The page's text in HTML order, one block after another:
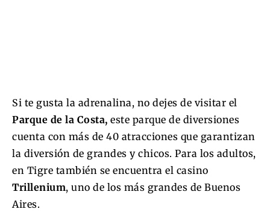
Si te gusta la adrenalina, no dejes de visitar el
Parque de la Costa, este parque de diversiones
cuenta con más de 40 atracciones que garantizan
la diversión de grandes y chicos. Para los adultos,
en Tigre también se encuentra el casino
Trillenium, uno de los más grandes de Buenos
Aires.